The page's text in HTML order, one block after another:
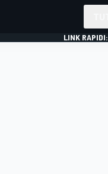
LINK RAPIDI: